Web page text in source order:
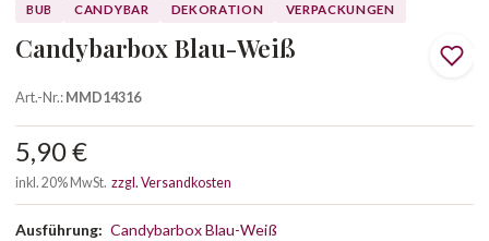
BUB CANDYBAR DEKORATION VERPACKUNGEN
Candybarbox Blau-Weiß
Art.-Nr.:MMD14316
5,90 €
inkl. 20% MwSt. zzgl. Versandkosten
Ausführung: Candybarbox Blau-Weiß